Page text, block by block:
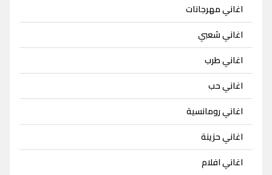
اغاني مهرجانات
اغاني شعبي
اغاني طرب
اغاني حب
اغاني رومانسية
اغاني حزينة
اغاني افلام